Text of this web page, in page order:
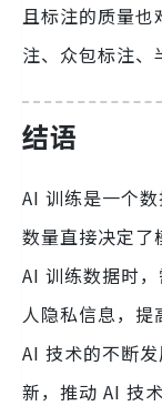
且标注的质量
注、众包标注、
结语
AI 训练是一个数
数量直接决定了
AI 训练数据时
人隐私信息，
AI 技术的不断
新，推动 AI 技